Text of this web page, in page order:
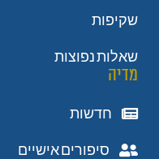
שקיפות
שאלות נפוצות
מדיה
חדשות
סיפורים אישיים